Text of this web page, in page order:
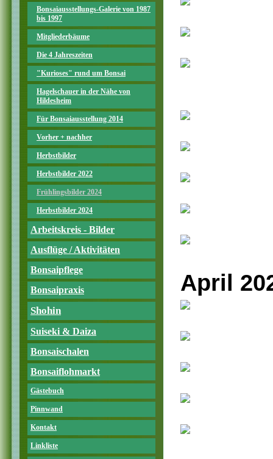
Bonsaiausstellungs-Galerie von 1987
bis 1997
Mitgliederbäume
Die 4 Jahreszeiten
"Kurioses" rund um Bonsai
Hagelschauer in der Nähe von
Hildesheim
Für Bonsaiausstellung 2014
Vorher + nachher
Herbstbilder
Herbstbilder 2022
Frühlingsbilder 2024
Herbstbilder 2024
Arbeitskreis - Bilder
Ausflüge / Aktivitäten
Bonsaipflege
Bonsaipraxis
Shohin
Suiseki & Daiza
Bonsaischalen
Bonsaiflohmarkt
Gästebuch
Pinnwand
Kontakt
Linkliste
April